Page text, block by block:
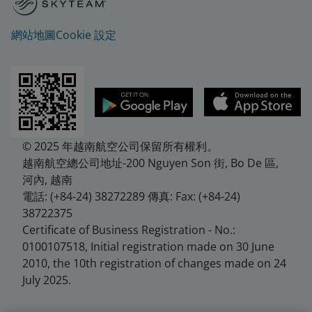
網站地圖Cookie 設定
© 2025 年越南航空公司保留所有權利。
越南航空總公司地址-200 Nguyen Son 街, Bo De 區,
河內, 越南
電話: (+84-24) 38272289 傳真: Fax: (+84-24)
38722375
Certificate of Business Registration - No.:
0100107518, Initial registration made on 30 June
2010, the 10th registration of changes made on 24
July 2025.